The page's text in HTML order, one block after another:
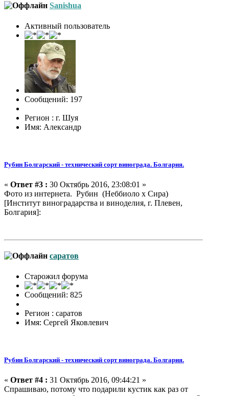
Sanishua
Активный пользователь
Сообщений: 197
Регион : г. Шуя
Имя: Александр
Рубин Болгарский - технический сорт винограда. Болгария.
« Ответ #3 : 30 Октябрь 2016, 23:08:01 »
Фото из интернета. Рубин (Неббиоло x Сира)
[Институт виноградарства и виноделия, г. Плевен,
Болгария]:
саратов
Старожил форума
Сообщений: 825
Регион : саратов
Имя: Сергей Яковлевич
Рубин Болгарский - технический сорт винограда. Болгария.
« Ответ #4 : 31 Октябрь 2016, 09:44:21 »
Спрашиваю, потому что подарили кустик как раз от